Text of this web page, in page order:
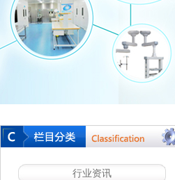
行业资讯